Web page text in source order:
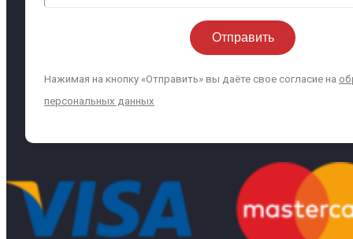
Нажимая на кнопку «Отправить» вы даёте свое согласие на
персональных данных